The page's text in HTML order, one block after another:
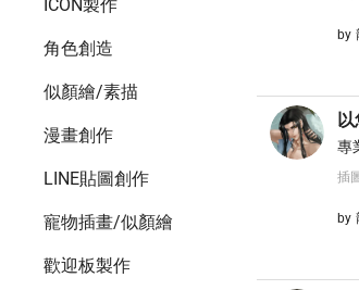
ICON製作
角色創造
似顏繪/素描
漫畫創作
LINE貼圖創作
寵物插畫/似顏繪
歡迎板製作
by
專
插
by